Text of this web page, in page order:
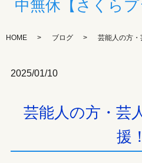
中無休【さくらプ
HOME ブログ 芸能人の方・
2025/01/10
芸能人の方・芸
援！